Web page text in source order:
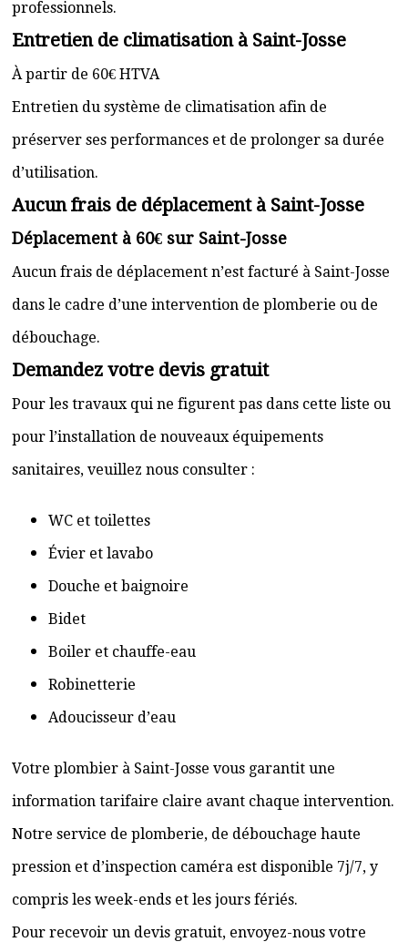
professionnels.
Entretien de climatisation à Saint-Josse
À partir de 60€ HTVA
Entretien du système de climatisation afin de
préserver ses performances et de prolonger sa durée
d’utilisation.
Aucun frais de déplacement à Saint-Josse
Déplacement à 60€ sur Saint-Josse
Aucun frais de déplacement n’est facturé à Saint-Josse
dans le cadre d’une intervention de plomberie ou de
débouchage.
Demandez votre devis gratuit
Pour les travaux qui ne figurent pas dans cette liste ou
pour l’installation de nouveaux équipements
sanitaires, veuillez nous consulter :
WC et toilettes
Évier et lavabo
Douche et baignoire
Bidet
Boiler et chauffe-eau
Robinetterie
Adoucisseur d’eau
Votre plombier à Saint-Josse vous garantit une
information tarifaire claire avant chaque intervention.
Notre service de plomberie, de débouchage haute
pression et d’inspection caméra est disponible 7j/7, y
compris les week-ends et les jours fériés.
Pour recevoir un devis gratuit, envoyez-nous votre